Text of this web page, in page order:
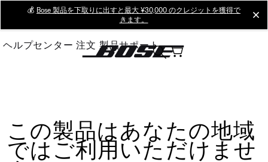
Main
💰 Bose 製品を下取りに出すと最大 ¥30,000 のクレジットを獲得で
きます。
ヘルプセンター 注文 製品サポート
この製品はあなたの地域
ではご利用いただけませ